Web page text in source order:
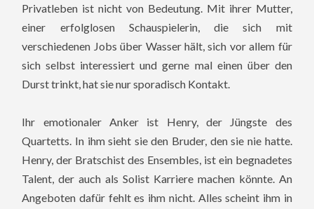
Privatleben ist nicht von Bedeutung. Mit ihrer Mutter,
einer erfolglosen Schauspielerin, die sich mit
verschiedenen Jobs über Wasser hält, sich vor allem für
sich selbst interessiert und gerne mal einen über den
Durst trinkt, hat sie nur sporadisch Kontakt.
Ihr emotionaler Anker ist Henry, der Jüngste des
Quartetts. In ihm sieht sie den Bruder, den sie nie hatte.
Henry, der Bratschist des Ensembles, ist ein begnadetes
Talent, der auch als Solist Karriere machen könnte. An
Angeboten dafür fehlt es ihm nicht. Alles scheint ihm in